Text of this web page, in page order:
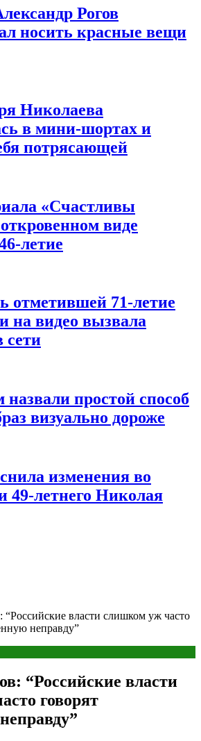
Рогов
носить красные вещи
Николаева
в мини-шортах и
потрясающей
«Счастливы
виде
летие
отметившей 71-летие
на видео вызвала
сети
назвали простой способ
визуально дороже
изменения во
49-летнего Николая
“Российские власти слишком уж часто
неправду”
“Российские власти
говорят